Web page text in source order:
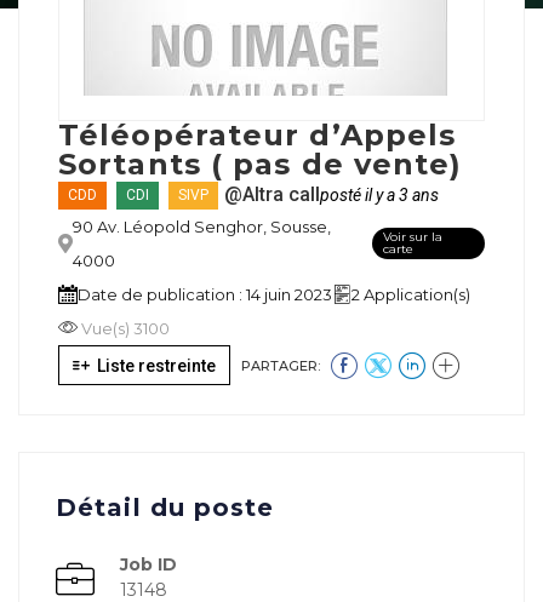
Téléopérateur d’Appels
Sortants ( pas de vente)
CDD CDI SIVP @Altra callposté il y a 3 ans
90 Av. Léopold Senghor, Sousse,
4000
Voir sur la
carte
Date de publication : 14 juin 2023
2 Application(s)
Vue(s) 3100
Liste restreinte
PARTAGER:
Détail du poste
Job ID
13148